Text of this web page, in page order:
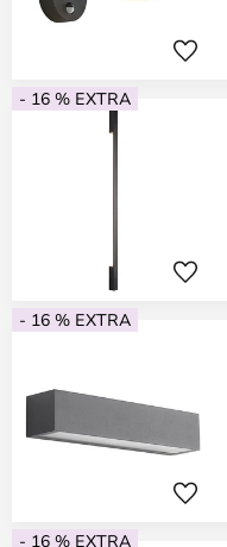
- 16 % EXTRA
- 16 % EXTRA
- 16 % EXTRA